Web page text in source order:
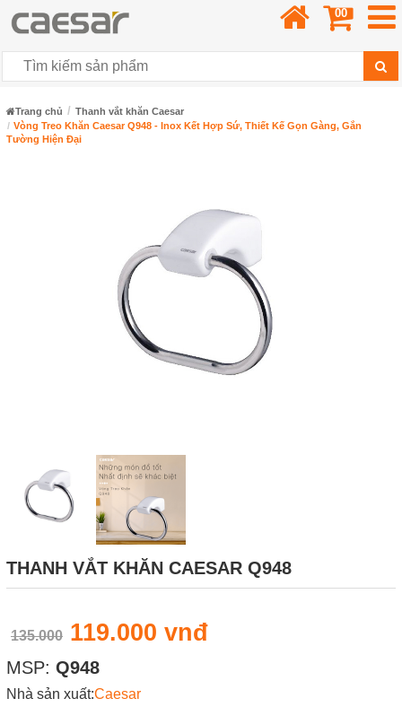
00
Trang chủ
Thanh vắt khăn Caesar
Vòng Treo Khăn Caesar Q948 - Inox Kết Hợp Sứ, Thiết Kế Gọn Gàng, Gắn
Tường Hiện Đại
THANH VẮT KHĂN CAESAR Q948
135.000 119.000 vnđ
MSP: Q948
Nhà sản xuất:Caesar